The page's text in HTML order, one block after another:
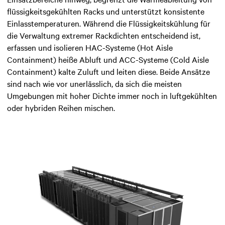
flüssigkeitsgekühlten Racks und unterstützt konsistente
Einlasstemperaturen. Während die Flüssigkeitskühlung für
die Verwaltung extremer Rackdichten entscheidend ist,
erfassen und isolieren HAC-Systeme (Hot Aisle
Containment) heiße Abluft und ACC-Systeme (Cold Aisle
Containment) kalte Zuluft und leiten diese. Beide Ansätze
sind nach wie vor unerlässlich, da sich die meisten
Umgebungen mit hoher Dichte immer noch in luftgekühlten
oder hybriden Reihen mischen.